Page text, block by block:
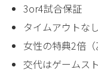
3or4試合保証
タイムアウトなし
女性の特典2倍（
交代はゲームス